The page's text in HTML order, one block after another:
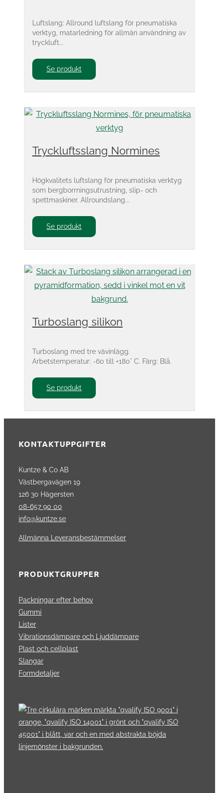
Luftslang: Allround luftslang för pneumatiska
verktyg, matarledning för allmän användning av
tryckluft...
Se produkt
Tryckluftsslang Normines
Högkvalitets luftslang för pneumatiska verktyg
som bergborrningsutrustning, slip- och
spettmaskiner. Allroundslang...
Se produkt
Turboslang silikon
Turboslang med tre vävinlägg.
Arbetstemperatur: -60 till +180° C. Färg: Blå.
Se produkt
KONTAKTUPPGIFTER
Kuntze & Co AB
Västbergavägen 19
126 30 Hägersten
08-657 90 00
info@kuntze.se
Allmänna Leveransbestämmelser
PRODUKTGRUPPER
Packningar efter behov
Gummi
Lister
Vibrationsdämpare och Ljuddämpare
Plast och cellplast
Slangar
Formdetaljer